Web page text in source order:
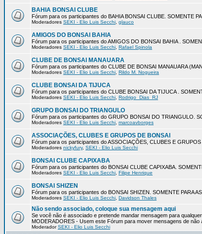
BAHIA BONSAI CLUBE
Fórum para os participantes do BAHIA BONSAI CLUBE. SOMENTE
Moderadores SEKI - Elio Luis Secchi glauco
AMIGOS DO BONSAI BAHIA
Fórum para os participantes do AMIGOS DO BONSAI BAHIA .
Moderadores SEKI - Elio Luis Secchi Rafael Spinola
CLUBE DE BONSAI MANAUARA
Fórum para os participantes do CLUBE DE BONSAI MANAUARA
Moderadores SEKI - Elio Luis Secchi Rildo M. Nogueira
CLUBE BONSAI DA TIJUCA
Fórum para os participantes do CLUBE BONSAI DA TIJUCA .
Moderadores SEKI - Elio Luis Secchi Rodrigo_Dias_RJ
GRUPO BONSAI DO TRIANGULO
Fórum para os participantes do GRUPO BONSAI DO TRIANGULO.
Moderadores SEKI - Elio Luis Secchi marcoavborges
ASSOCIAÇÕES, CLUBES E GRUPOS DE BONSAI
Fórum para os participantes do ASSOCIAÇÕES, CLUBES E
Moderadores nickyfury, SEKI - Elio Luis Secchi
BONSAI CLUBE CAPIXABA
Fórum para os participantes do BONSAI CLUBE CAPIXABA.
Moderadores SEKI - Elio Luis Secchi Filipe Henrique
BONSAI SHIZEN
Fórum para os participantes do BONSAI SHIZEN. SOMENTE PARA
Moderadores SEKI - Elio Luis Secchi Davidson Thales
Não sendo associado, coloque sua mensagem aqui
Se você não é associado e pretende mandar mensagem para
MODERADORES - Usem este Fórum para mover mensagens de não
ModeradorSEKI - Elio Luis Secchi